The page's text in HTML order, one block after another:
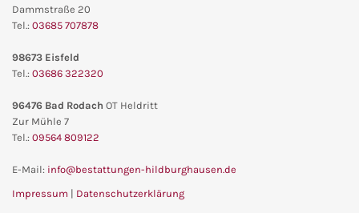
Dammstraße 20
Tel.: 03685 707878
98673 Eisfeld
Tel.: 03686 322320
96476 Bad Rodach OT Heldritt
Zur Mühle 7
Tel.: 09564 809122
E-Mail: info@bestattungen-hildburghausen.de
Impressum | Datenschutzerklärung